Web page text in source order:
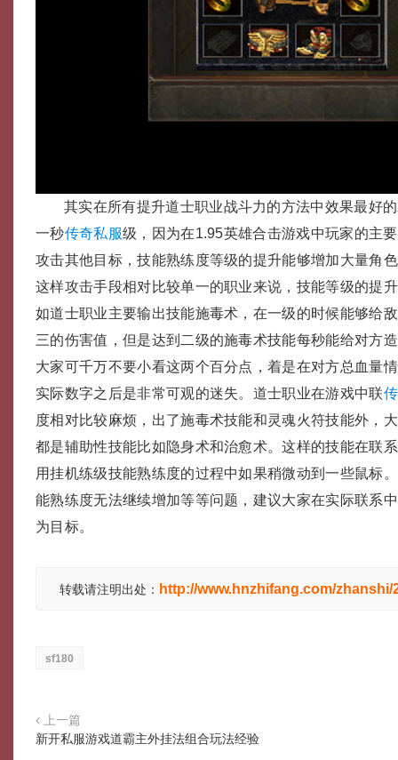
其实在所有提升道士职业战斗力的方法中效果最好
一秒传奇私服级，因为在1.95英雄合击游戏中玩家的主
攻击其他目标，技能熟练度等级的提升能够增加大量角
这样攻击手段相对比较单一的职业来说，技能等级的提
如道士职业主要输出技能施毒术，在一级的时候能够给
三的伤害值，但是达到二级的施毒术技能每秒能给对方
大家可千万不要小看这两个百分点，着是在对方总血量
实际数字之后是非常可观的迷失。道士职业在游戏中联
度相对比较麻烦，出了施毒术技能和灵魂火符技能外，
都是辅助性技能比如隐身术和治愈术。这样的技能在联
用挂机练级技能熟练度的过程中如果稍微动到一些鼠标
能熟练度无法继续增加等等问题，建议大家在实际联系
为目标。
转载请注明出处： http://www.hnzhifang.com/zhanshi/
sf180
上一篇
新开私服游戏道霸主外挂法组合玩法经验